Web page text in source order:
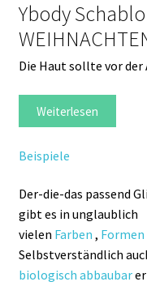
Ybody
Die Haut sollte vor
Weiterlesen
Beispiele
Der-die-das passend
gibt es in unglaublich
vielen Farben , Formen
Selbstverständlich
biologisch abbaubar